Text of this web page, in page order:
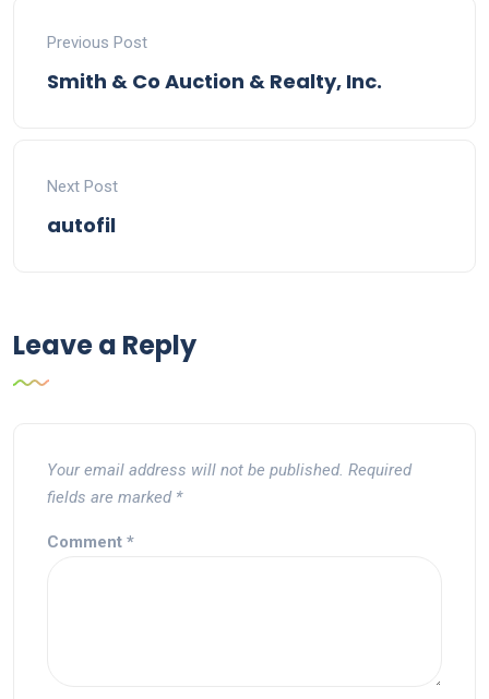
Previous Post
Smith & Co Auction & Realty, Inc.
Next Post
autofil
Leave a Reply
Your email address will not be published. Required
fields are marked *
Comment *